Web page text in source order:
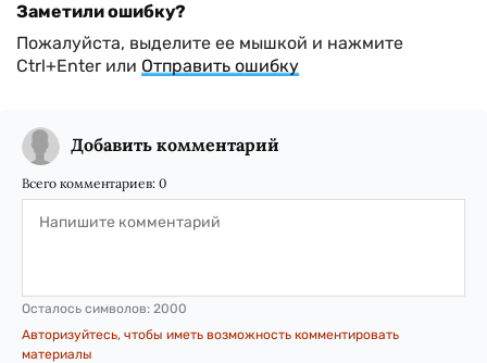
Заметили ошибку?
Пожалуйста, выделите ее мышкой и нажмите
Ctrl+Enter или Отправить ошибку
Добавить комментарий
Всего комментариев: 0
Осталось символов: 2000
Авторизуйтесь, чтобы иметь возможность комментировать
материалы